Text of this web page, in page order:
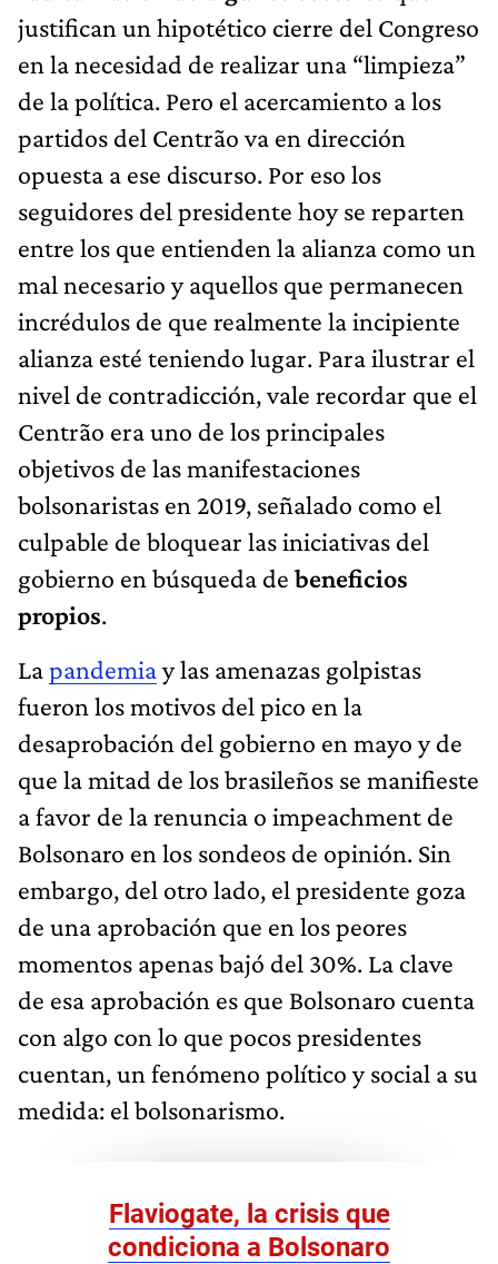
justifican un hipotético cierre del Congreso
en la necesidad de realizar una “limpieza”
de la política. Pero el acercamiento a los
partidos del Centrão va en dirección
opuesta a ese discurso. Por eso los
seguidores del presidente hoy se reparten
entre los que entienden la alianza como un
mal necesario y aquellos que permanecen
incrédulos de que realmente la incipiente
alianza esté teniendo lugar. Para ilustrar el
nivel de contradicción, vale recordar que el
Centrão era uno de los principales
objetivos de las manifestaciones
bolsonaristas en 2019, señalado como el
culpable de bloquear las iniciativas del
gobierno en búsqueda de beneficios
propios.
Lapandemiay las amenazas golpistas
fueron los motivos del pico en la
desaprobación del gobierno en mayo y de
que la mitad de los brasileños se manifieste
a favor de la renuncia o impeachment de
Bolsonaro en los sondeos de opinión. Sin
embargo, del otro lado, el presidente goza
de una aprobación que en los peores
momentos apenas bajó del 30%. La clave
de esa aprobación es que Bolsonaro cuenta
con algo con lo que pocos presidentes
cuentan, un fenómeno político y social a su
medida: el bolsonarismo.
Flaviogate, la crisis que
condiciona a Bolsonaro